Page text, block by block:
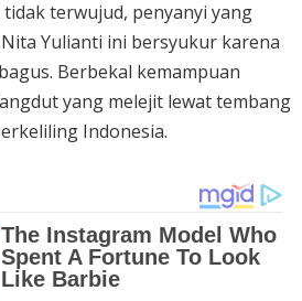
terwujud, penyanyi yang
Yulianti ini bersyukur karena
Berbekal kemampuan
yang melejit lewat tembang
Indonesia.